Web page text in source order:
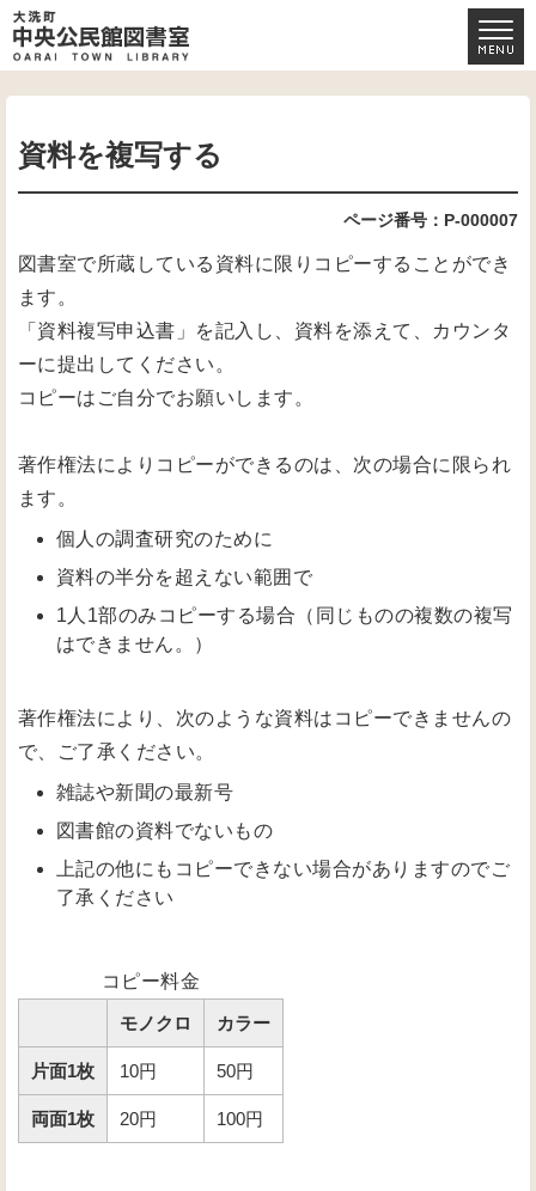
資料を複写する
ページ番号：P-000007
図書室で所蔵している資料に限りコピーすることができ
ます。
「資料複写申込書」を記入し、資料を添えて、カウンタ
ーに提出してください。
コピーはご自分でお願いします。
著作権法によりコピーができるのは、次の場合に限られ
ます。
個人の調査研究のために
資料の半分を超えない範囲で
1人1部のみコピーする場合（同じものの複数の複写
はできません。）
著作権法により、次のような資料はコピーできませんの
で、ご了承ください。
雑誌や新聞の最新号
図書館の資料でないもの
上記の他にもコピーできない場合がありますのでご
了承ください
コピー料金
モノクロ カラー
片面1枚 10円 50円
両面1枚 20円 100円